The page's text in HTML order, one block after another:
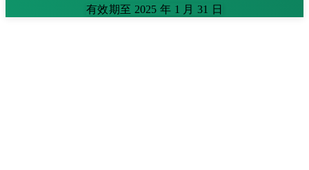
有效期至 2025 年 1 月 31 日